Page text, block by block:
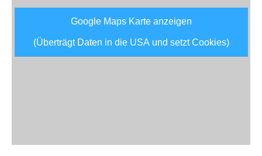
Google Maps Karte anzeigen
(Überträgt Daten in die USA und setzt Cookies)